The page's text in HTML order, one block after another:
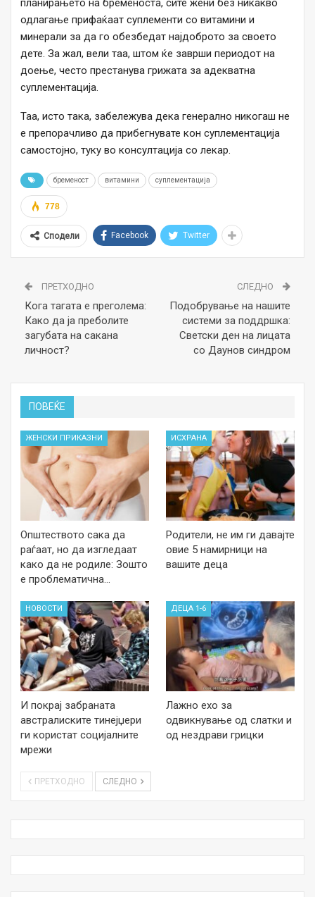
планирањето на бременоста, сите жени без никакво
одлагање прифаќаат суплементи со витамини и
минерали за да го обезбедат најдоброто за своето
дете. За жал, вели таа, штом ќе заврши периодот на
доење, често престанува грижата за адекватна
суплементација.
Таа, исто така, забележува дека генерално никогаш не
е препорачливо да прибегнувате кон суплементација
самостојно, туку во консултација со лекар.
бременост витамини суплементација
778
Сподели Facebook Twitter
ПРЕТХОДНО
Кога тагата е преголема:
Како да ја преболите
загубата на сакана
личност?
СЛЕДНО
Подобрување на нашите
системи за поддршка:
Светски ден на лицата
со Даунов синдром
ПОВЕЌЕ
ЖЕНСКИ ПРИКАЗНИ
Општеството сака да
раѓаат, но да изгледаат
како да не родиле: Зошто
е проблематична…
ИСХРАНА
Родители, не им ги давајте
овие 5 намирници на
вашите деца
НОВОСТИ
И покрај забраната
австралиските тинејџери
ги користат социјалните
мрежи
ДЕЦА 1-6
Лажно ехо за
одвикнување од слатки и
од нездрави грицки
ПРЕТХОДНО СЛЕДНО